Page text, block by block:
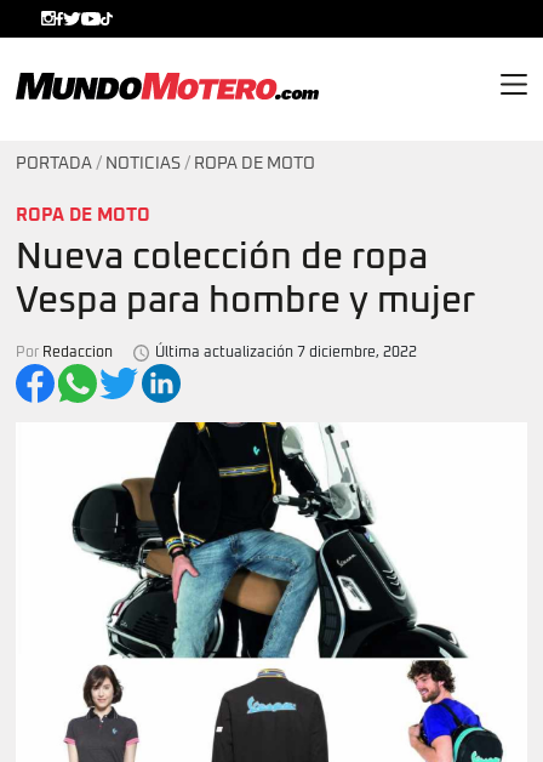
PORTADA / NOTICIAS / ROPA DE MOTO
ROPA DE MOTO
Nueva colección de ropa
Vespa para hombre y mujer
Por Redaccion Última actualización 7 diciembre, 2022